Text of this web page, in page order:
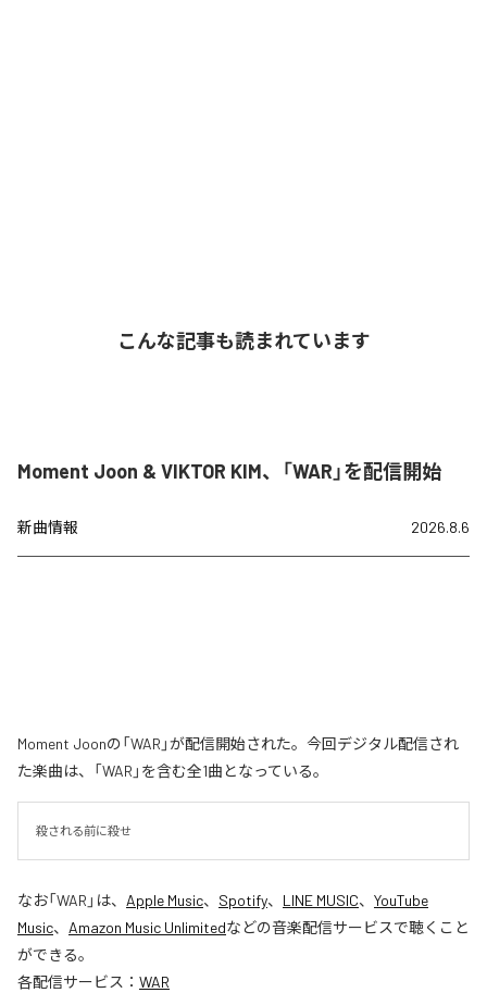
こんな記事も読まれています
Moment Joon & VIKTOR KIM、「WAR」を配信開始
新曲情報 2026.8.6
Moment Joonの「WAR」が配信開始された。今回デジタル配信され
た楽曲は、「WAR」を含む全1曲となっている。
殺される前に殺せ
なお「WAR 」は、 Apple Music、 Spotify、 LINE MUSIC、 YouTube
Music、 Amazon Music Unlimitedなどの音楽配信サービスで聴くこと
ができる。
各配信サービス： WAR